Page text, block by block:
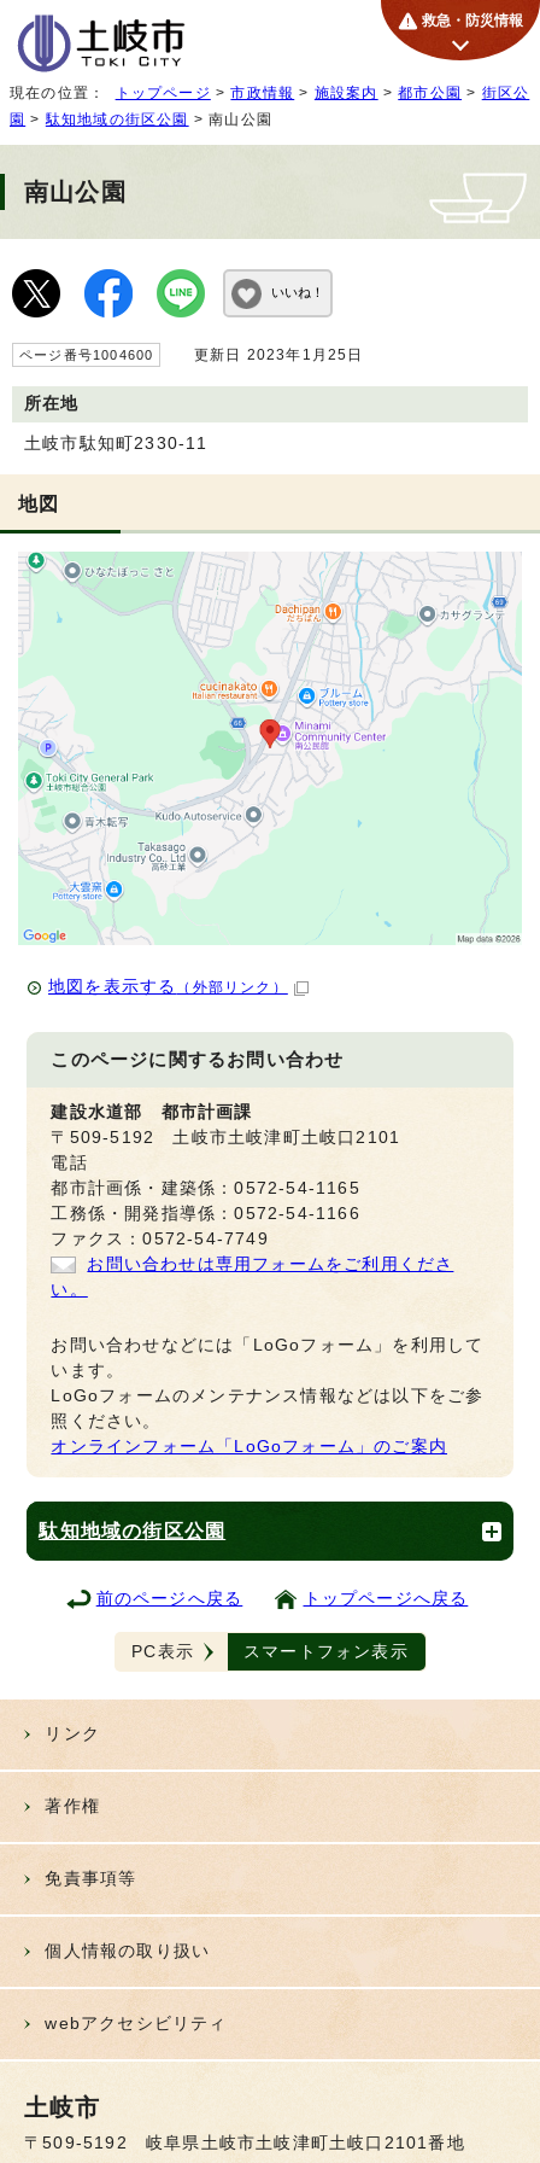
救急・防災情報
現在の位置： トップページ >市政情報 > 施設案内 >都市公園 > 街区公
園 >駄知地域の街区公園 > 南山公園
南山公園
いいね！
ページ番号1004600 更新日 2023年1月25日
所在地
土岐市駄知町2330-11
地図
地図を表示する （外部リンク）
このページに関するお問い合わせ
建設水道部 都市計画課
〒509-5192 土岐市土岐津町土岐口2101
電話
都市計画係・建築係：0572-54-1165
工務係・開発指導係：0572-54-1166
ファクス：0572-54-7749
お問い合わせは専用フォームをご利用くださ
い。
お問い合わせなどには「LoGoフォーム」を利用して
います。
LoGoフォームのメンテナンス情報などは以下をご参
照ください。
オンラインフォーム「LoGoフォーム」のご案内
駄知地域の街区公園
前のページへ戻る トップページへ戻る
PC表示 スマートフォン表示
リンク
著作権
免責事項等
個人情報の取り扱い
webアクセシビリティ
土岐市
〒509-5192 岐阜県土岐市土岐津町土岐口2101番地